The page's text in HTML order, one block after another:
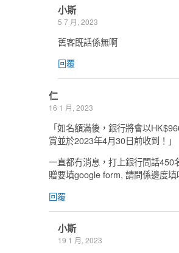
小斯
5 7 月, 2023
舊客既話係無啊
回覆
仁
16 1 月, 2023
「如名額滿後，銀行將會以
賞並於2023年4月30日前收到！」
一直都冇消息，打上銀行問話450
贈要填google form, 請問係邊度填
回覆
小斯
19 1 月, 2023